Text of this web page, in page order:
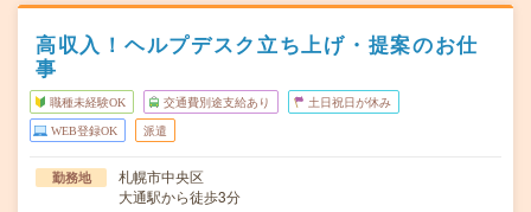
高収入！ヘルプデスク立ち上げ・提案のお仕
事
職種未経験OK 交通費別途支給あり 土日祝日が休み
WEB登録OK 派遣
勤務地
札幌市中央区
大通駅から徒歩3分